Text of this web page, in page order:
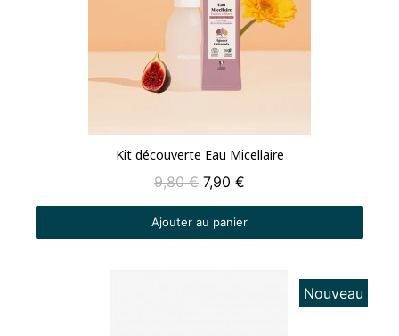
Aperçu rapide
Kit découverte Eau Micellaire
9,80 € 7,90 €
Ajouter au panier
Nouveau